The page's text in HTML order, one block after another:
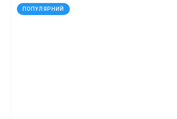
ПОПУЛЯРНИЙ
код: 120309